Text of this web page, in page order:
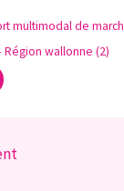
multimodal de
Région wallonne (2)